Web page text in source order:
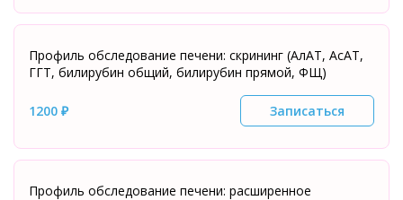
Профиль обследование печени: скрининг (АлАТ, АсАТ,
ГГТ, билирубин общий, билирубин прямой, ФЩ)
1200 ₽ Записаться
Профиль обследование печени: расширенное